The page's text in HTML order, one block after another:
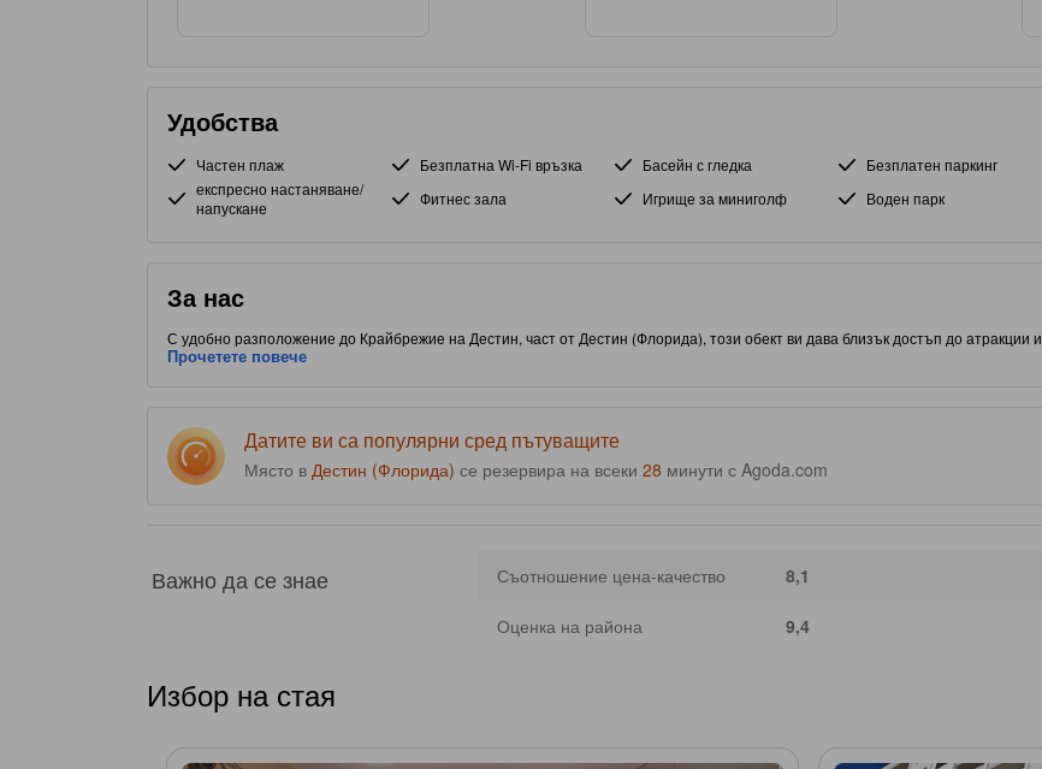
Удобства
Частен плаж Безплатна Wi-Fi връзка Басейн с гледка
Безплатен паркинг
експресно настаняване/
напускане
Фитнес зала Игрище за миниголф Воден парк
За нас
С удобно разположение до Крайбрежие на Дестин, част от Дестин (Флорида), този обект ви дава близък достъп до атракции и
интересни места за хранене. Този обект с 4.0 звезди е изпълнен с удобства на място, за да подобри качеството и
наслаждението от престоя ви.
Прочетете повече
Датите ви са популярни сред пътуващите
Място в Дестин (Флорида) се резервира на всеки 28 минути с Agoda.com
Важно да се знае Съотношение цена-качество 8,1
Оценка на района 9,4
Избор на стая